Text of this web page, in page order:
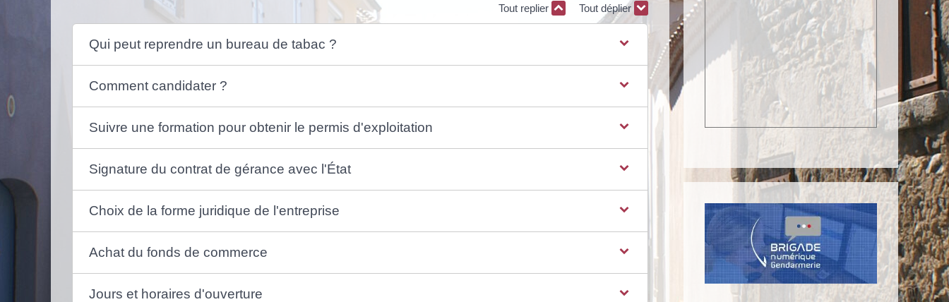
Tout replier Tout déplier
Qui peut reprendre un bureau de tabac ?
Comment candidater ?
Suivre une formation pour obtenir le permis d'exploitation
Signature du contrat de gérance avec l'État
Choix de la forme juridique de l'entreprise
Achat du fonds de commerce
Jours et horaires d'ouverture